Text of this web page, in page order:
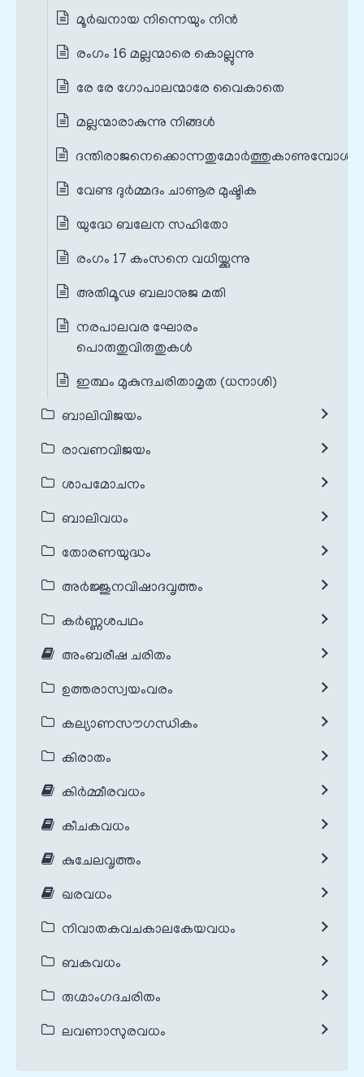
മൂർഖനായ നിന്നെയും നിൻ
രംഗം 16 മല്ലന്മാരെ കൊല്ലുന്നു
രേ രേ ഗോപാലന്മാരേ വൈകാതെ
മല്ലന്മാരാകുന്നു നിങ്ങൾ
ദന്തിരാജനെക്കൊന്നതുമോർത്തുകാണുമ്പോൾ
വേണ്ട ദുർമ്മദം ചാണൂര മുഷ്ടിക
യുദ്ധേ ബലേന സഹിതോ
രംഗം 17 കംസനെ വധിയ്ക്കുന്നു
അതിമൂഢ ബലാനുജ മതി
നരപാലവര ഘോരം
പൊരുതുവിരുതുകൾ
ഇത്ഥം മുകുന്ദചരിതാമൃത (ധനാശി)
ബാലിവിജയം
രാവണവിജയം
ശാപമോചനം
ബാലിവധം
തോരണയുദ്ധം
അർജ്ജുനവിഷാദവൃത്തം
കർണ്ണശപഥം
അംബരീഷ ചരിതം
ഉത്തരാസ്വയംവരം
കല്യാണസൗഗന്ധികം
കിരാതം
കിർമ്മീരവധം
കീചകവധം
കുചേലവൃത്തം
ഖരവധം
നിവാതകവചകാലകേയവധം
ബകവധം
രുഗ്മാംഗദചരിതം
ലവണാസുരവധം